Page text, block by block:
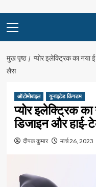
Menu
मुख पृष्ठ
प्योर इलेक्ट्रिक का नया
लैस
ऑटोमोबाइल यूनाइटेड किंगडम
प्योर इलेक्ट्रिक
डिजाइन और
दीपक कुमार मार्च 26, 2023